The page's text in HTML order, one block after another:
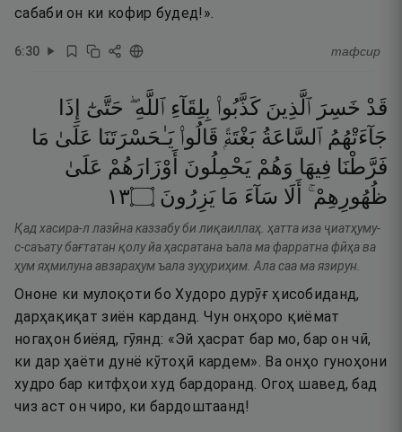
сабаби он ки кофир будед!».
6:30 тафсир
قَدْ خَسِرَ ٱلَّذِينَ كَذَّبُوا۟ بِلِقَآءِ ٱللَّهِ ۖ حَتَّىٰٓ إِذَا
جَآءَتْهُمُ ٱلسَّاعَةُ بَغْتَةًۭ قَالُوا۟ يَـٰحَسْرَتَنَا عَلَىٰ مَا
فَرَّطْنَا فِيهَا وَهُمْ يَحْمِلُونَ أَوْزَارَهُمْ عَلَىٰ
ظُهُورِهِمْ ۚ
أَلَا سَآءَ مَا يَزِرُونَ ۝٣١
Қад хасира-л лазӣна каззабу би лиқаиллаҳ. ҳатта иза ҷиатҳуму-
с-саъату бағтатан қолу йа ҳасратана ъала ма фарратна фӣҳа ва
ҳум яҳмилуна авзараҳум ъала зуҳуриҳим. Ала саа ма язирун.
Ононе ки мулоқоти бо Худоро дурӯғ ҳисобиданд,
дарҳақиқат зиён карданд. Чун онҳоро қиёмат
ногаҳон биёяд, гӯянд: «Эй ҳасрат бар мо, бар он чӣ,
ки дар ҳаёти дунё кӯтоҳӣ кардем». Ва онҳо гуноҳони
худро бар китфҳои худ бардоранд. Огоҳ шавед, бад
чиз аст он чиро, ки бардоштаанд!